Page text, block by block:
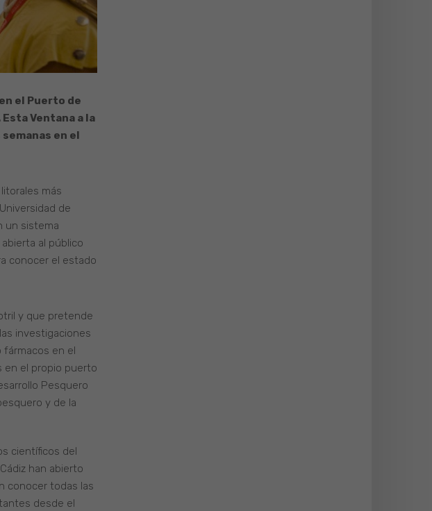
el Puerto de
Esta Ventana a la
en el
más
de
un sistema
al público
conocer el estado
y que pretende
investigaciones
en el
en el propio puerto
Pesquero
y de la
científicos del
han abierto
conocer todas las
desde el